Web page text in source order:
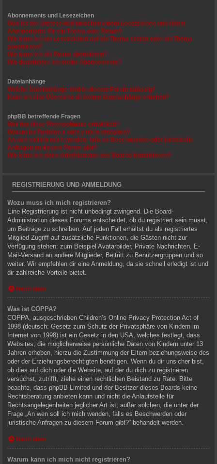
Abonnements und Lesezeichen
Was ist der Unterschied zwischen einem Lesezeichen und einem
Abonnements für ein Thema oder Forum?
Wie kann ich ein Lesezeichen auf ein Thema setzen oder ein Thema
abonnieren?
Wie kann ich ein Forum abonnieren?
Wie deaktiviere ich meine Abonnements?
Dateianhänge
Welche Dateianhänge sind in diesem Forum zulässig?
Kann ich eine Übersicht all meiner Dateianhänge erhalten?
phpBB betreffende Fragen
Wer hat diese Forensoftware entwickelt?
Warum ist Funktion x oder y nicht enthalten?
An wen soll ich mich wenden, falls es Beschwerden oder juristische
Anfragen zu diesem Forum gibt?
Wie kann ich einen Administrator des Boards kontaktieren?
REGISTRIERUNG UND ANMELDUNG
Wozu muss ich mich registrieren?
Eine Registrierung ist nicht unbedingt zwingend. Die Board-
Administration dieses Forums entscheidet, ob du registriert sein musst,
um Beiträge zu schreiben. Auf jeden Fall erhältst du als registriertes
Mitglied Zugriff auf zusätzliche Funktionen, die Gästen nicht zur
Verfügung stehen: zum Beispiel Avatarbilder, Private Nachrichten, E-
Mail-Versand an andere Mitglieder, Beitritt zu Benutzergruppen und so
weiter. Wir empfehlen dir eine Anmeldung, da sie schnell erledigt ist und
dir zahlreiche Vorteile bietet.
Nach oben
Was ist COPPA?
COPPA, ausgeschrieben Children’s Online Privacy Protection Act of
1998 (deutsch: Gesetz zum Schutz der Privatsphäre von Kindern im
Internet von 1998) ist ein Gesetz in den USA, welches festlegt, dass
Websites, die möglicherweise persönliche Daten von Kindern unter 13
Jahren erheben, hierzu die Zustimmung der Eltern beziehungsweise des
oder der Erziehungsberechtigten benötigen. Wenn du dir unsicher bist,
ob dies auf dich oder die Website, auf der du dich zu registrieren
versuchst, zutrifft, ziehe einen rechtlichen Beistand zu Rate. Bitte
beachte, dass phpBB Limited und der Besitzer dieses Boards keine
Rechtsberatung anbieten kann und nicht die Anlaufstelle für
Rechtsangelegenheiten jeglicher Art ist; außer solchen, die unter der
Frage „An wen soll ich mich wenden, falls es Beschwerden oder
juristische Anfragen zu diesem Forum gibt?“ behandelt werden.
Nach oben
Warum kann ich mich nicht registrieren?